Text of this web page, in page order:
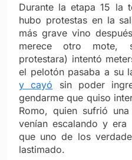
Durante la etapa 15 la
hubo protestas en la
más grave vino
merece otro mote,
protestara) intentó
el pelotón pasaba a su
y cayó sin poder
gendarme que quiso
Romo, quien sufrió
venían escalando y
que uno de los
lastimado.